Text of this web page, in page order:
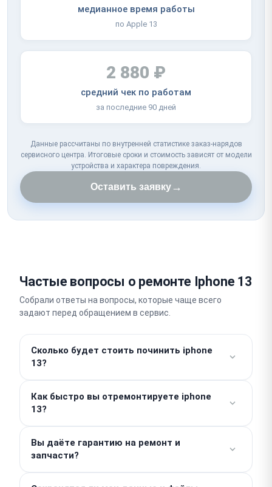
медианное время работы
по Apple 13
2 880 ₽
средний чек по работам
за последние 90 дней
Данные рассчитаны по внутренней статистике заказ-нарядов
сервисного центра. Итоговые сроки и стоимость зависят от модели
устройства и характера повреждения.
Оставить заявку→
Частые вопросы о ремонте Iphone 13
Собрали ответы на вопросы, которые чаще всего
задают перед обращением в сервис.
Сколько будет стоить починить iphone
13?
рассчитывается отдельно, поэтому итоговая цена
зависит от конкретной поломки. Точную сумму
назовут мастера после бесплатной диагностики,
никаких скрытых доплат у нас нет.
Как быстро вы отремонтируете iphone
13?
выполняем в день обращения за один или два
часа. Сложный платовый ремонт требует больше
времени и занимает 2–3 дня.
Вы даёте гарантию на ремонт и
запчасти?